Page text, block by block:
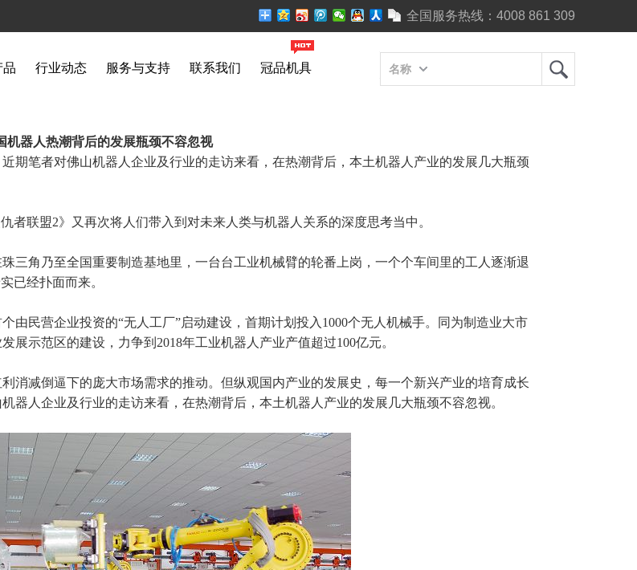
全国服务热线： 4008 861 309
品 行业动态 服务与支持 联系我们 冠品机具 名称
机器人热潮背后的发展瓶颈不容忽视
期笔者对佛山机器人企业及行业的走访来看，在热潮背后，本土机器人产业的发展几大瓶颈
者联盟2》又再次将人们带入到对未来人类与机器人关系的深度思考当中。
三角乃至全国重要制造基地里，一台台工业机械臂的轮番上岗，一个个车间里的工人逐渐退
已经扑面而来。
由民营企业投资的“无人工厂”启动建设，首期计划投入1000个无人机械手。同为制造业大市
展示范区的建设，力争到2018年工业机器人 产业产值超过100亿元。
消减倒逼下的庞大市场需求的推动。但纵观国内产业的发展史，每一个新兴产业的培育成长
器人企业及行业的走访来看，在热潮背后，本土机器人产业的发展几大瓶颈不容忽视。